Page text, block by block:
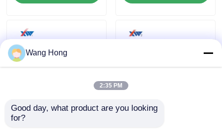
মান নিয়ন্ত্রণ
যোগাযোগ করুন
উদ্ধৃতির জন্য আবেদন
10KV জিঙ্ক অক্সাইড গ্যাপলেস
Wang Hong
2:35 PM
Good day, what product are you looking
for?